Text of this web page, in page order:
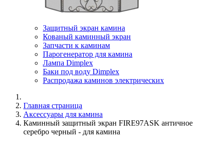
Защитный экран камина
Кованый каминный экран
Запчасти к каминам
Парогенератор для камина
Лампа Dimplex
Баки под воду Dimplex
Распродажа каминов электрических
Главная страница
Аксессуары для камина
Каминный защитный экран FIRE97ASK античное
серебро черный - для камина